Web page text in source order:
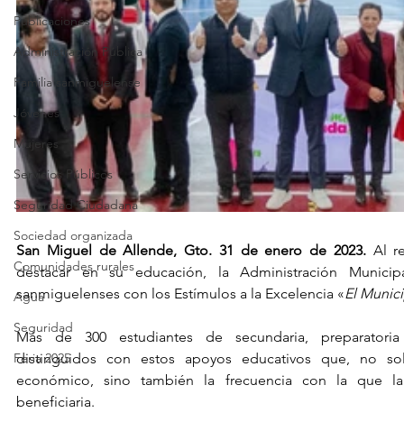
Publicaciones
Administración Pública
Familia sanmiguelense
Jóvenes
Mujeres
Servicios Públicos
Seguridad Ciudadana
Sociedad organizada
Comunidades rurales
Agua
Seguridad
Feria 2025
San Miguel de Allende, Gto. 31 de enero de 2023. Al
destacar en su educación, la Administración
sanmiguelenses con los Estímulos a la Excelencia «El
Más de 300 estudiantes de secundaria,
distinguidos con estos apoyos educativos que, no
económico, sino también la frecuencia con la que
beneficiaria.